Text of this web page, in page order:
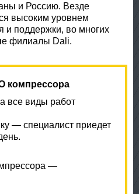
и Россию. Везде
высоким уровнем
и поддержки, во многих
филиалы Dali.
компрессора
все виды работ
— специалист приедет
—